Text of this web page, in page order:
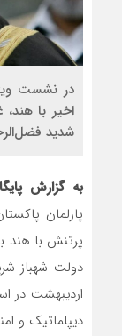
در نشست
اخیر با
شدید
به گزارش
پارلمان
پرتنش با هند
اردیبهشت در
دیپلماتیک و